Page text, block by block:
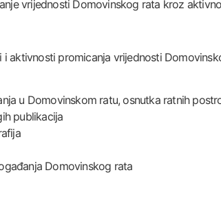
vrijednosti Domovinskog rata kroz
aktivnosti promicanja vrijednosti
u Domovinskom ratu, osnutka ratnih
publikacija
Domovinskog rata